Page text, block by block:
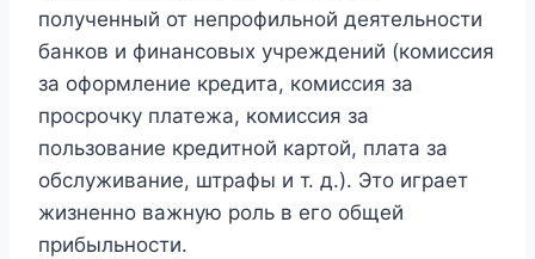
полученный от непрофильной деятельности
банков и финансовых учреждений (комиссия
за оформление кредита, комиссия за
просрочку платежа, комиссия за
пользование кредитной картой, плата за
обслуживание, штрафы и т. д.). Это играет
жизненно важную роль в его общей
прибыльности.